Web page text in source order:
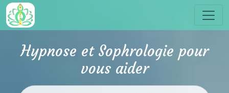
Hypnose et Sophrologie pour
vous aider